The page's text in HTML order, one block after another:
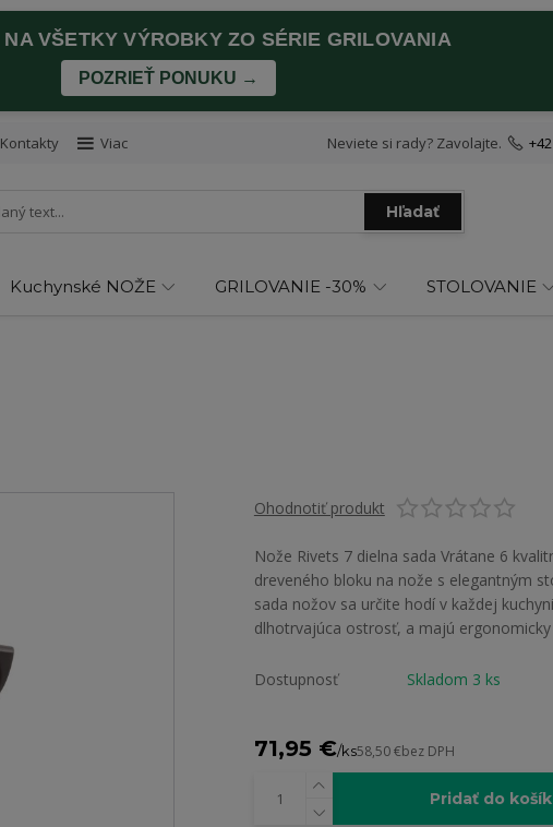
NA VŠETKY VÝROBKY ZO SÉRIE GRILOVANIA
POZRIEŤ PONUKU →
Kontakty Viac
Hľadať
Neviete si rady? Zavolajte.
Kuchynské NOŽE GRILOVANIE -30% STOLOVANIE
Ohodnotiť produkt
Nože Rivets 7 dielna sada Vrátane 6
dreveného bloku na nože s elegantným
sada nožov sa určite hodí v každej
dlhotrvajúca ostrosť, a majú ergonomicky
Dostupnosť Skladom 3 ks
71,95 €/ks58,50 €bez DPH
Pridať do